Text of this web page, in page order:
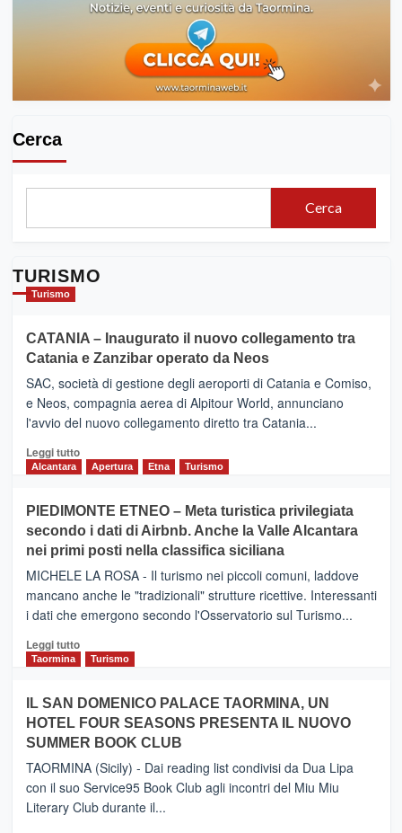
Cerca
Cerca
TURISMO
Turismo
CATANIA – Inaugurato il nuovo collegamento tra
Catania e Zanzibar operato da Neos
SAC, società di gestione degli aeroporti di Catania e Comiso,
e Neos, compagnia aerea di Alpitour World, annunciano
l'avvio del nuovo collegamento diretto tra Catania...
Leggi tuttoLeggi
CATANIA
–
Inaugurato
il
nuovo
collegamento
tra
e
Zanzibar
da
Neos
Alcantara Apertura Etna Turismo
PIEDIMONTE ETNEO – Meta turistica privilegiata
secondo i dati di Airbnb. Anche la Valle Alcantara
nei primi posti nella classifica siciliana
MICHELE LA ROSA - Il turismo nei piccoli comuni, laddove
mancano anche le "tradizionali" strutture ricettive. Interessanti
i dati che emergono secondo l'Osservatorio sul Turismo...
Leggi tuttoLeggi
PIEDIMONTE
ETNEO
–
Meta
turistica
privilegiata
secondo
Taormina Turismo
IL SAN DOMENICO PALACE TAORMINA, UN
HOTEL FOUR SEASONS PRESENTA IL NUOVO
SUMMER BOOK CLUB
TAORMINA (Sicily) - Dai reading list condivisi da Dua Lipa
con il suo Service95 Book Club agli incontri del Miu Miu
Literary Club durante il...